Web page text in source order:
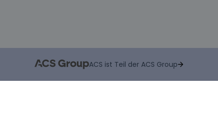
ACS ist Teil der ACS Group